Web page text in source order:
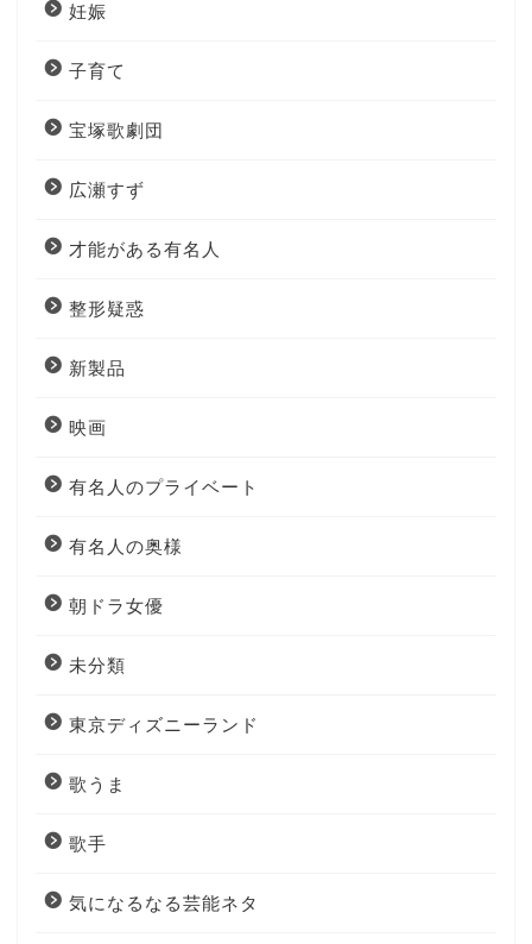
妊娠
子育て
宝塚歌劇団
広瀬すず
才能がある有名人
整形疑惑
新製品
映画
有名人のプライベート
有名人の奥様
朝ドラ女優
未分類
東京ディズニーランド
歌うま
歌手
気になるなる芸能ネタ